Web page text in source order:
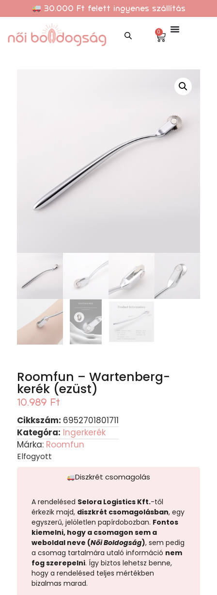
30.000 Ft felett ingyenes szállítás
0
Roomfun – Wartenberg-
kerék (ezüst)
10.989 Ft
Cikkszám: 6952701801711
Kategóra: Ingerkerék
Márka: Roomfun
Elfogyott
Diszkrét csomagolás
A rendelésed Selora Logistics Kft.-től
érkezik majd, diszkrét csomagolásban, egy
egyszerű, jelöletlen papírdobozban. Fontos
kiemelni, hogy a csomagon sem a
weboldal neve (Női Boldogság), sem pedig
a csomag tartalmára utaló információ nem
fog szerepelni. Így biztos lehetsz benne,
hogy a rendelésed teljes mértékben
bizalmas marad.